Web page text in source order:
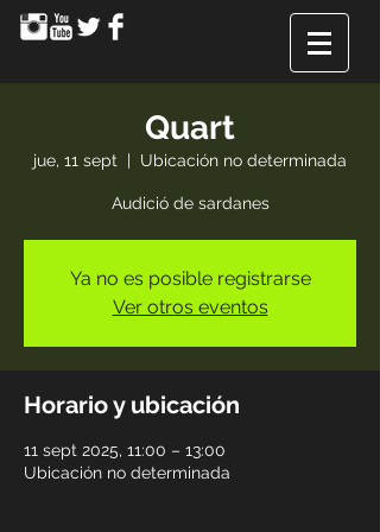
Quart
jue, 11 sept
  |
Ubicación no determinada
Audició de sardanes
Ya no es posible registrarse
Ver otros eventos
Horario y ubicación
11 sept 2025, 11:00 – 13:00
Ubicación no determinada